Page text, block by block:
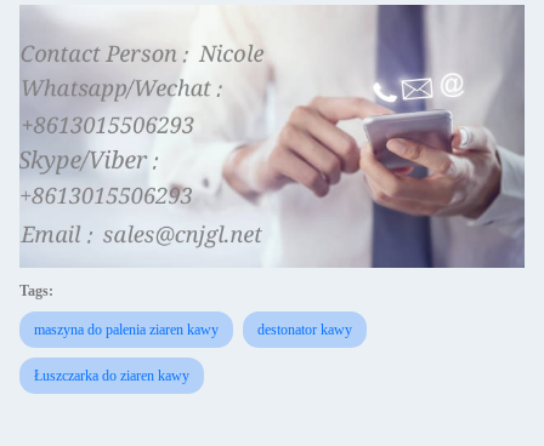
Tags:
maszyna do palenia ziaren kawy destonator kawy
Łuszczarka do ziaren kawy